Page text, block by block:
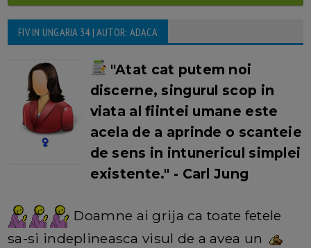
FIV IN UNGARIA 34 | AUTOR: ADACA
"Atat cat putem noi
discerne, singurul scop in
viata al fiintei umane este
acela de a aprinde o scanteie
de sens in intunericul simplei
existente." - Carl Jung
Doamne ai grija ca toate fetele
sa-si indeplineasca visul de a avea un